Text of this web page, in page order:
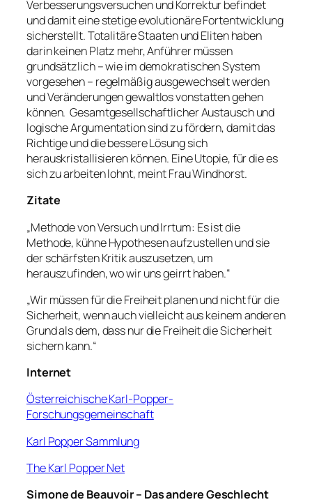
Verbesserungsversuchen und Korrektur befindet
und damit eine stetige evolutionäre Fortentwicklung
sicherstellt. Totalitäre Staaten und Eliten haben
darin keinen Platz mehr, Anführer müssen
grundsätzlich – wie im demokratischen System
vorgesehen – regelmäßig ausgewechselt werden
und Veränderungen gewaltlos vonstatten gehen
können. Gesamtgesellschaftlicher Austausch und
logische Argumentation sind zu fördern, damit das
Richtige und die bessere Lösung sich
herauskristallisieren können. Eine Utopie, für die es
sich zu arbeiten lohnt, meint Frau Windhorst.
Zitate
„Methode von Versuch und Irrtum: Es ist die
Methode, kühne Hypothesen aufzustellen und sie
der schärfsten Kritik auszusetzen, um
herauszufinden, wo wir uns geirrt haben.“
„Wir müssen für die Freiheit planen und nicht für die
Sicherheit, wenn auch vielleicht aus keinem anderen
Grund als dem, dass nur die Freiheit die Sicherheit
sichern kann.“
Internet
Österreichische Karl-Popper-
Forschungsgemeinschaft
Karl Popper Sammlung
The Karl Popper Net
Simone de Beauvoir – Das andere Geschlecht